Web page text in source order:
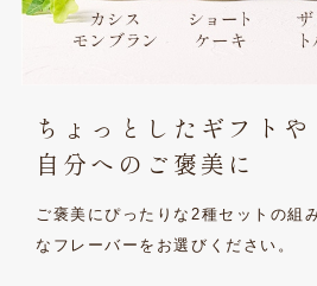
ちょっとしたギフトや
自分へのご褒美に
ご褒美にぴったりな2種セットの組
なフレーバーをお選びください。